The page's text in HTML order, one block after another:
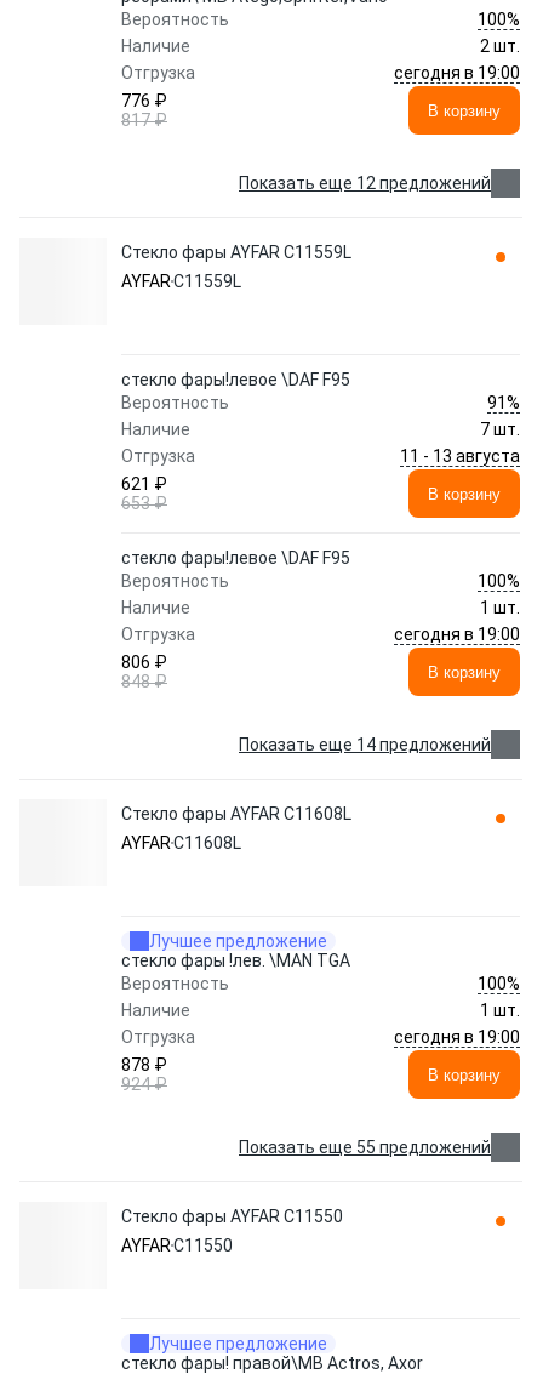
Вероятность
100%
Наличие
2 шт.
Отгрузка
сегодня в 19:00
776 ₽
817 ₽
В корзину
Показать еще 12 предложений
Стекло фары AYFAR C11559L
AYFARC11559L
стекло фары!левое \DAF F95
Вероятность
91%
Наличие
7 шт.
Отгрузка
11 - 13 августа
621 ₽
653 ₽
В корзину
стекло фары!левое \DAF F95
Вероятность
100%
Наличие
1 шт.
Отгрузка
сегодня в 19:00
806 ₽
848 ₽
В корзину
Показать еще 14 предложений
Стекло фары AYFAR C11608L
AYFARC11608L
Лучшее предложение
cтекло фары !лев. \MAN TGA
Вероятность
100%
Наличие
1 шт.
Отгрузка
сегодня в 19:00
878 ₽
924 ₽
В корзину
Показать еще 55 предложений
Стекло фары AYFAR C11550
AYFARC11550
Лучшее предложение
стекло фары! правой\MB Actros, Axor